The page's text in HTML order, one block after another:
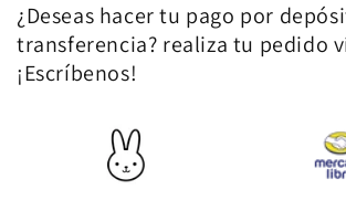
¿Deseas hacer tu pago por
transferencia? realiza tu pedido
¡Escríbenos!